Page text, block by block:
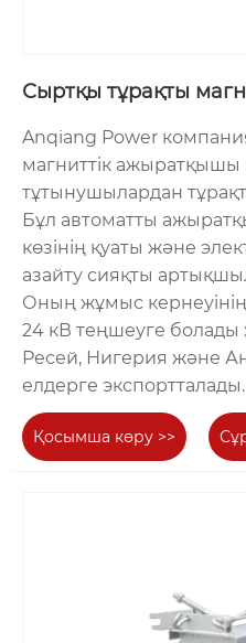
Сыртқы тұрақты
Anqiang Power
магниттік ажыратқышы
тұтынушылардан
Бұл автоматты
көзінің қуаты және
азайту сияқты
Оның жұмыс
24 кВ теңшеуге
Ресей, Нигерия және
елдерге экспортталады.
Қосымша көру >>